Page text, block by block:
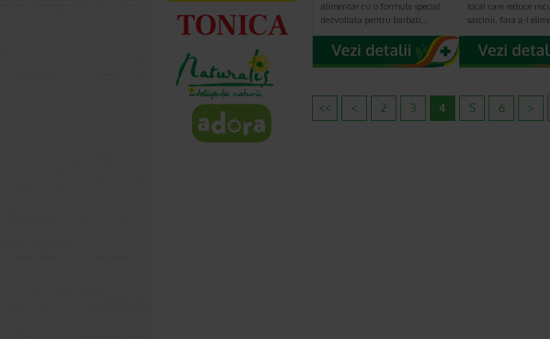
alimentar cu o formula special
dezvoltata pentru barbati…
local care reduce
sarcinii, fara a-l
<< < 2 3 4 5 6 >